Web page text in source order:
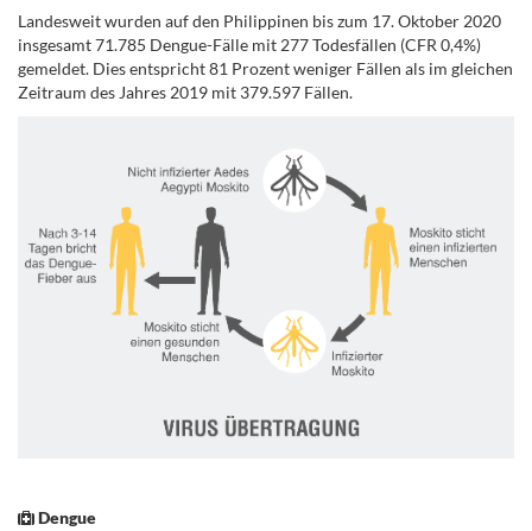
Landesweit wurden auf den Philippinen bis zum 17. Oktober 2020
insgesamt 71.785 Dengue-Fälle mit 277 Todesfällen (CFR 0,4%)
gemeldet. Dies entspricht 81 Prozent weniger Fällen als im gleichen
Zeitraum des Jahres 2019 mit 379.597 Fällen.
Dengue